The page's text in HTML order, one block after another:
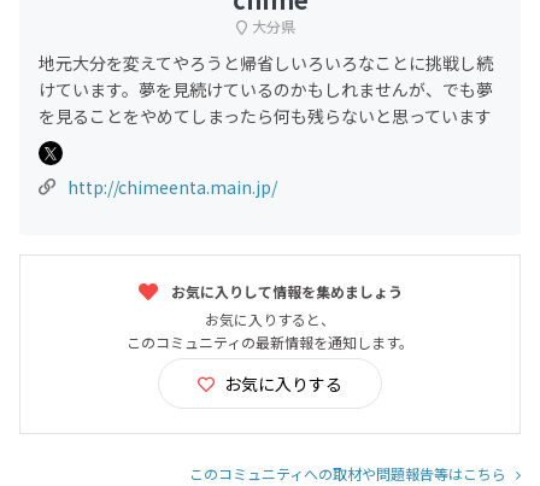
大分県
地元大分を変えてやろうと帰省しいろいろなことに挑戦し続
けています。夢を見続けているのかもしれませんが、でも夢
を見ることをやめてしまったら何も残らないと思っています
http://chimeenta.main.jp/
お気に入りして情報を集めましょう
お気に入りすると、
このコミュニティの最新情報を通知します。
お気に入りする
このコミュニティへの取材や問題報告等はこちら